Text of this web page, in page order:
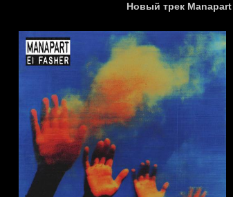
Новый трек